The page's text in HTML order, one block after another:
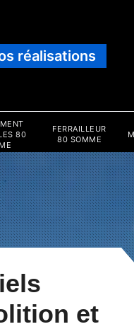
réalisations
80
FERRAILLEUR
80 SOMME
et